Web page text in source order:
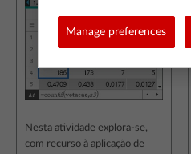
Nesta atividade explora-se,
com recurso à aplicação de
Manage preferences